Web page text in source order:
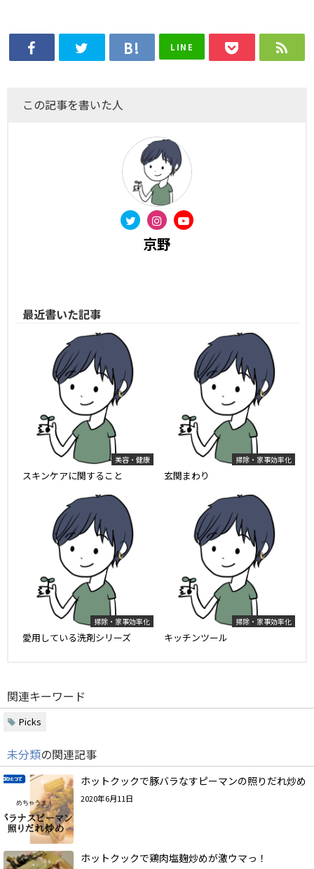
LINE
この記事を書いた人
京野
最近書いた記事
美容・健康
スキンケアに関すること
掃除・家事効率化
玄関まわり
掃除・家事効率化
愛用している洗剤シリーズ
掃除・家事効率化
キッチンツール
関連キーワード
Picks
未分類の関連記事
ホットクックで豚バラなすピーマンの照りだれ炒め
2020年6月11日
ホットクックで鶏肉塩麹炒めが激ウマっ！